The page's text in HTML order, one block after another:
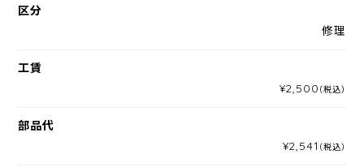
区分
修理
工賃
¥2,500 （税込）
部品代
¥2,541 （税込）